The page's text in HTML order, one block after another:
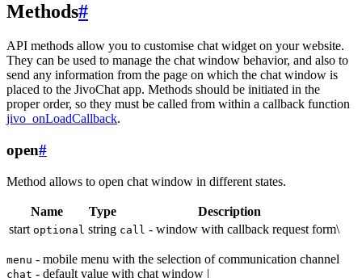
Methods#
API methods allow you to customise chat widget on your website.
They can be used to manage the chat window behavior, and also to
send any information from the page on which the chat window is
placed to the JivoChat app. Methods should be initiated in the
proper order, so they must be called from within a callback function
jivo_onLoadCallback.
open#
Method allows to open chat window in different states.
Name Type
Description
start optional string call - window with callback request form\
menu - mobile menu with the selection of communication channel
chat - default value with chat window |